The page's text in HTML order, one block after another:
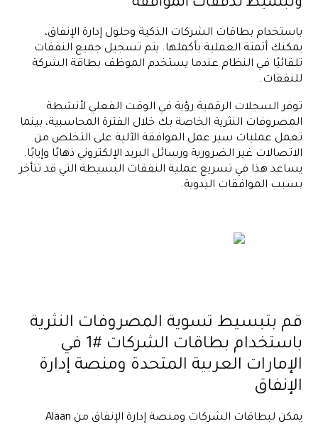
وتبسيط تدفقات الموافقة
باستخدام بطاقات الشركات الذكية وحلول إدارة الإنفاق،
يمكنك أتمتة العملية بأكملها. يتم تسجيل جميع النفقات
تلقائيًا في النظام عندما يستخدم الموظف بطاقة الشركة
للنفقات.
توفر السجلات الرقمية رؤية في الوقت الفعلي لأنشطة
المصروفات النثرية الخاصة بك خلال الفترة المحاسبية، بينما
تعمل عمليات سير عمل الموافقة الآلية على التخلص من
الاتصالات غير الضرورية ورسائل البريد الإلكتروني ذهابًا وإيابًا.
يساعد هذا في تسريع عملية النفقات البسيطة التي قد تتأخر
بسبب الموافقات اليدوية.
قم بتبسيط تسوية المصروفات النثرية
باستخدام بطاقات الشركات #1 في
الإمارات العربية المتحدة ومنصة إدارة
الإنفاق
يمكن لبطاقات الشركات ومنصة إدارة الإنفاق من Alaan